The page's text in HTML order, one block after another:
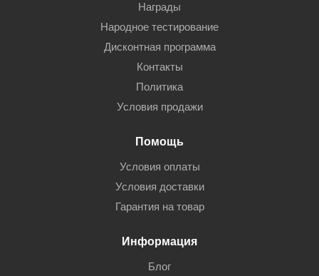
Награды
Народное тестирование
Дисконтная программа
Контакты
Политика
Условия продажи
Помощь
Условия оплаты
Условия доставки
Гарантия на товар
Информация
Блог